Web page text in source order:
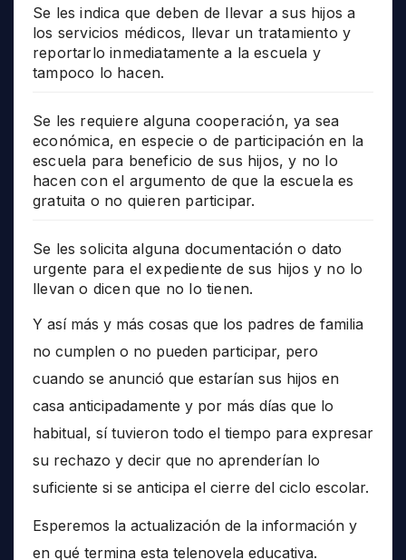
Se les indica que deben de llevar a sus hijos a
los servicios médicos, llevar un tratamiento y
reportarlo inmediatamente a la escuela y
tampoco lo hacen.
Se les requiere alguna cooperación, ya sea
económica, en especie o de participación en la
escuela para beneficio de sus hijos, y no lo
hacen con el argumento de que la escuela es
gratuita o no quieren participar.
Se les solicita alguna documentación o dato
urgente para el expediente de sus hijos y no lo
llevan o dicen que no lo tienen.
Y así más y más cosas que los padres de familia
no cumplen o no pueden participar, pero
cuando se anunció que estarían sus hijos en
casa anticipadamente y por más días que lo
habitual, sí tuvieron todo el tiempo para expresar
su rechazo y decir que no aprenderían lo
suficiente si se anticipa el cierre del ciclo escolar.
Esperemos la actualización de la información y
en qué termina esta telenovela educativa.